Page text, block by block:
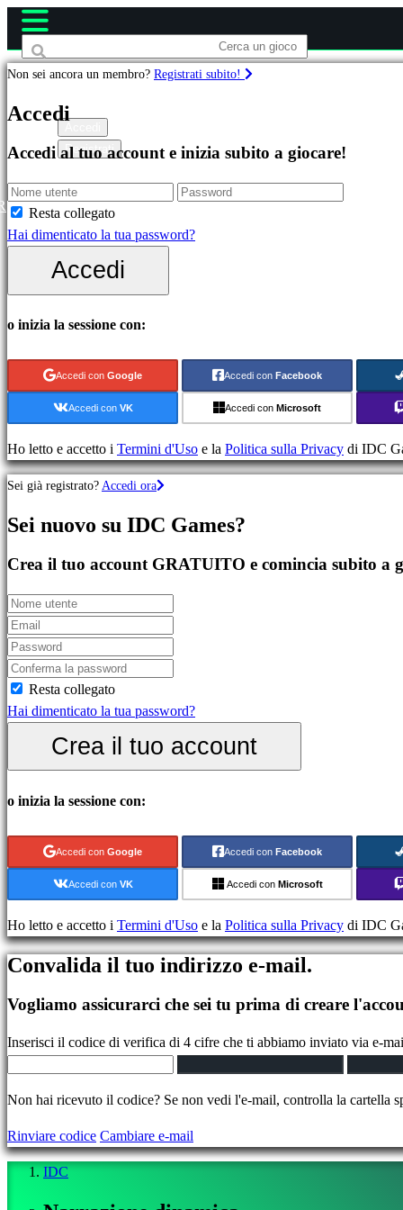
Giochi
In
evidenza
Novità
to
Play
Giochi
di
azione
Giochi
di
strategia
Giochi
avventura
Giochi
GDR
Giochi
di
sport
Giochi
Giochi
di
corsa
casual
Giochi
indie
Giochi
di
simulazione
Giochi
puzzle
picchiaduro
Demo
Community
Registrati
Non sei ancora un membro? Registrati subito!
Accedi
Accedi al tuo account e inizia subito a giocare!
Resta collegato
Hai dimenticato la tua password?
Accedi
o inizia la sessione con:
Accedi con Google Accedi con Facebook
Accedi con VK Accedi con Microsoft
Ho letto e accetto i Termini d'Uso e la Politica sulla Privacy di IDC
Sei già registrato? Accedi ora
Sei nuovo su IDC Games?
Crea il tuo account GRATUITO e comincia subito a
Resta collegato
Hai dimenticato la tua password?
Crea il tuo account
o inizia la sessione con:
Accedi con Google Accedi con Facebook
Accedi con VK Accedi con Microsoft
Ho letto e accetto i Termini d'Uso e la Politica sulla Privacy di IDC
Convalida il tuo indirizzo e-mail.
Vogliamo assicurarci che sei tu prima di creare
Inserisci il codice di verifica di 4 cifre che ti abbiamo inviato via e-
Non hai ricevuto il codice? Se non vedi l'e-mail, controlla la cartella
Rinviare codice Cambiare e-mail
IDC